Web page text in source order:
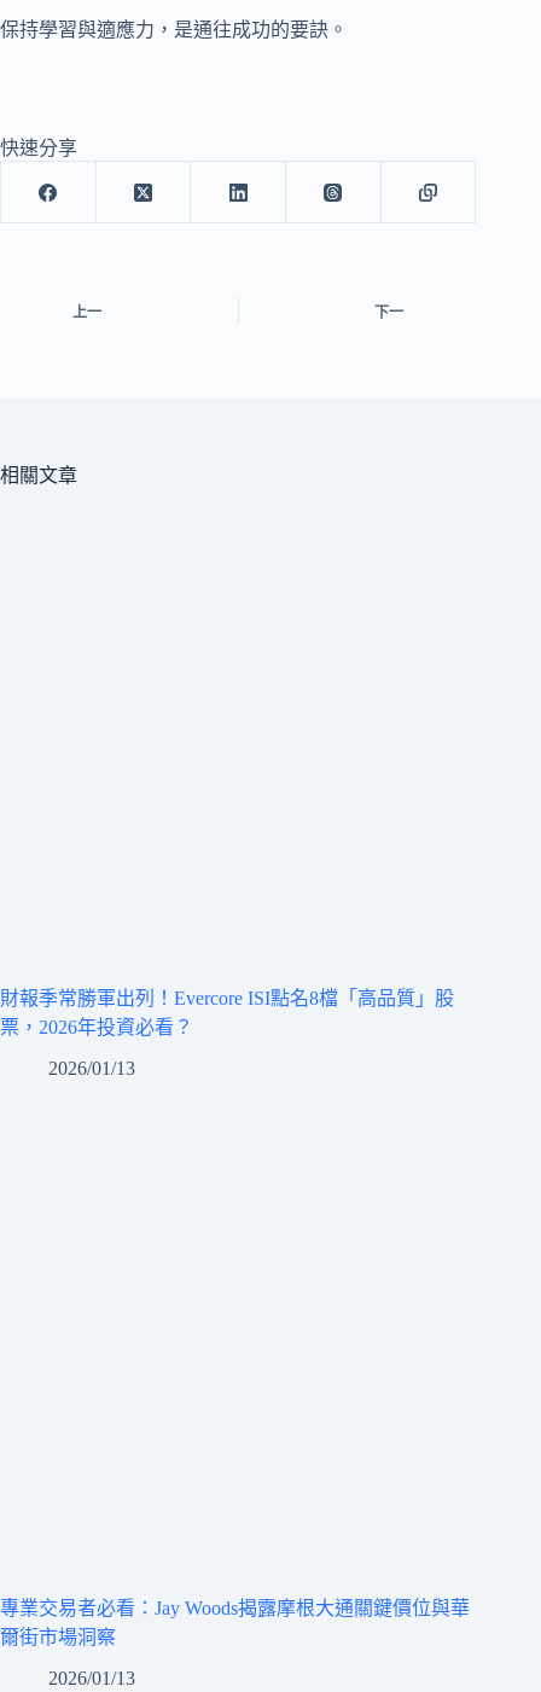
保持學習與適應力，是通往成功的要訣。
快速分享
上一 下一
相關文章
財報季常勝軍出列！Evercore ISI點名8檔「高品質」股
票，2026年投資必看？
2026/01/13
專業交易者必看：Jay Woods揭露摩根大通關鍵價位與華
爾街市場洞察
2026/01/13